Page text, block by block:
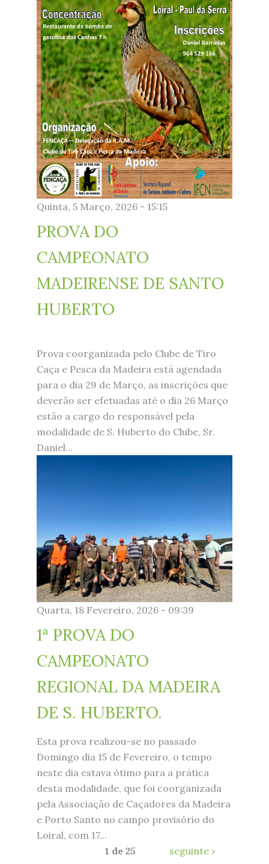
Quinta, 5 Março, 2026 - 15:15
PROVA DO
CAMPEONATO
MADEIRENSE DE SANTO
HUBERTO
Prova coorganizada pelo Clube de Tiro
Caça e Pesca da Madeira está agendada
para o dia 29 de Março, as inscrições que
deverão ser efetuadas até o dia 26 Março
estão a cargo do responsável pela
modalidade de S. Huberto do Clube, Sr.
Daniel...
img-
20260216-
wa0002.jpg
Quarta, 18 Fevereiro, 2026 - 09:39
1ª PROVA DO
CAMPEONATO
REGIONAL DA MADEIRA
DE S. HUBERTO.
Esta prova realizou-se no passado
Domingo dia 15 de Fevereiro, o tempo
neste dia estava ótimo para a prática
desta modalidade, que foi coorganizada
pela Associação de Caçadores da Madeira
e Porto Santo no campo provisório do
Loiral, com 17...
1 de 25
seguinte ›